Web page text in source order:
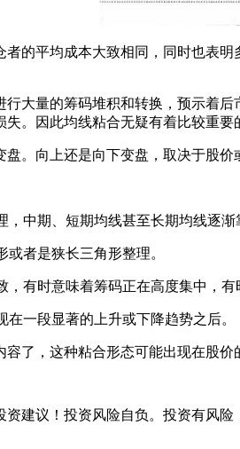
平均成本大致相同，同时也表明
量的筹码堆积和转换，预示着后
。因此均线粘合无疑有着比较重要
向上还是向下变盘，取决于股价
期、短期均线甚至长期均线逐渐
者是狭长三角形整理。
时意味着筹码正在高度集中，有
一段显著的上升或下降趋势之后。
，这种粘合形态可能出现在股价
建议！投资风险自负。投资有风险